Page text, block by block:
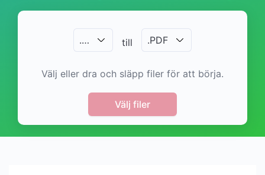
.… till .PDF
Välj eller dra och släpp filer för att börja.
Välj filer